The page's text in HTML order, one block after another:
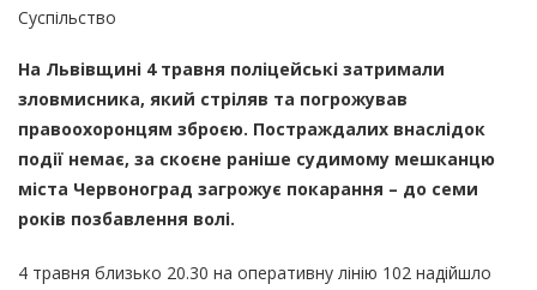
Суспільство
На Львівщині 4 травня поліцейські затримали
зловмисника, який стріляв та погрожував
правоохоронцям зброєю. Постраждалих внаслідок
події немає, за скоєне раніше судимому мешканцю
міста Червоноград загрожує покарання – до семи
років позбавлення волі.
4 травня близько 20.30 на оперативну лінію 102 надійшло